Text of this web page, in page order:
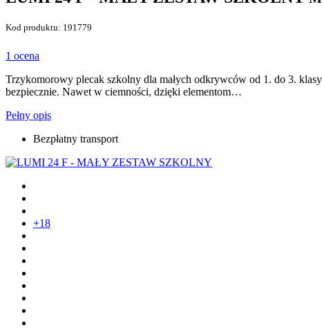
Kod produktu: 191779
1 ocena
Trzykomorowy plecak szkolny dla małych odkrywców od 1. do 3.
bezpiecznie. Nawet w ciemności, dzięki elementom…
Pełny opis
Bezpłatny transport
+18